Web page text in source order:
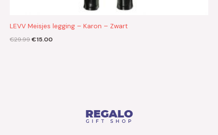
LEVV Meisjes legging – Karon – Zwart
€29.99€15.00